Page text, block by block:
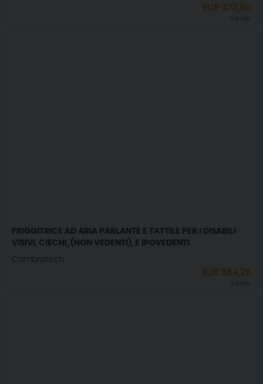
EUR 373,50
IVA incl.
FRIGGITRICE AD ARIA PARLANTE E TATTILE PER I DISABILI
VISIVI, CIECHI, (NON VEDENTI), E IPOVEDENTI.
Cambratech
EUR 364,26
IVA incl.